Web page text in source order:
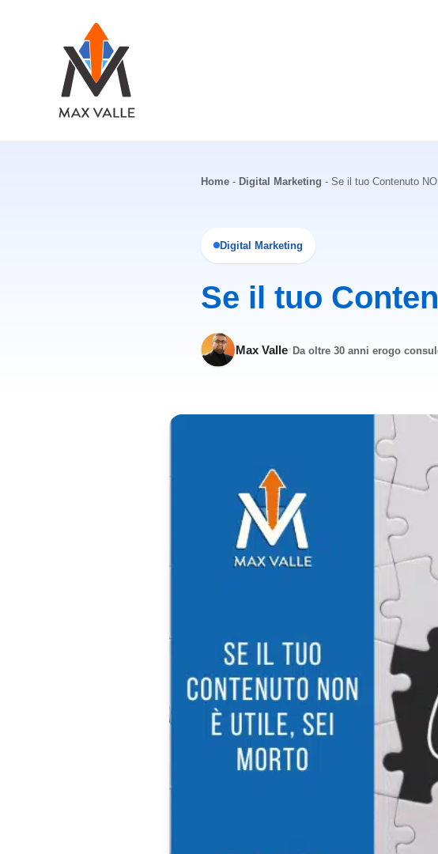
contenuto
Home - Digital Marketing - Se il tuo Contenuto
Digital Marketing
Se il tuo
Max Valle· Da oltre 30 anni erogo